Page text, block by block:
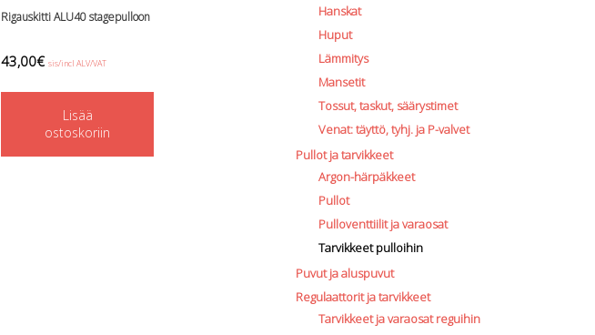
Rigauskitti ALU40 stagepulloon
43,00€ sis/incl ALV/VAT
Lisää
ostoskoriin
Hanskat
Huput
Lämmitys
Mansetit
Tossut, taskut, säärystimet
Venat: täyttö, tyhj. ja P-valvet
Pullot ja tarvikkeet
Argon-härpäkkeet
Pullot
Pulloventtiilit ja varaosat
Tarvikkeet pulloihin
Puvut ja aluspuvut
Regulaattorit ja tarvikkeet
Tarvikkeet ja varaosat reguihin